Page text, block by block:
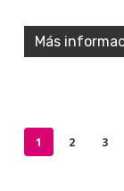
Más
1 2 3